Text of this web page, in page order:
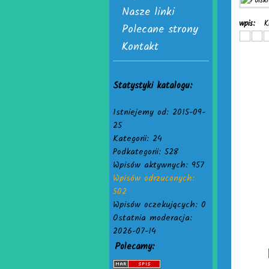
Nasze linki
Polecane strony
Kontakt
Statystyki katalogu:
Istniejemy od: 2015-09-
25
Kategorii: 24
Podkategorii: 528
Wpisów aktywnych: 957
Wpisów odrzuconych:
502
Wpisów oczekujących: 0
Ostatnia moderacja:
2026-07-14
Polecamy:
wpis: